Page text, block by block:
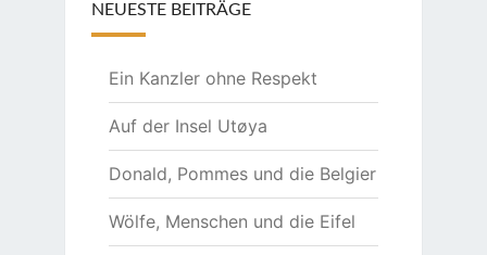
NEUESTE BEITRÄGE
Ein Kanzler ohne Respekt
Auf der Insel Utøya
Donald, Pommes und die Belgier
Wölfe, Menschen und die Eifel